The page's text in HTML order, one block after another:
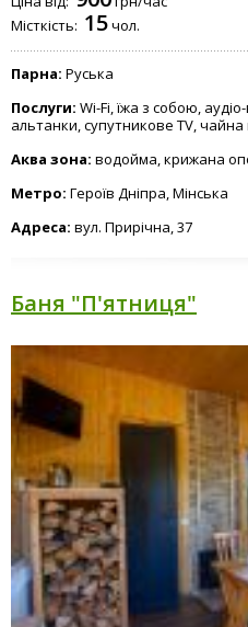
Місткість: 15чол.
Парна: Руська
Послуги: Wi-Fi, їжа з собою,
альтанки, супутникове TV,
Аква зона: водойма, крижана
Метро: Героїв Дніпра, Мінська
Адреса: вул. Прирічна, 37
Баня "П'ятниця"